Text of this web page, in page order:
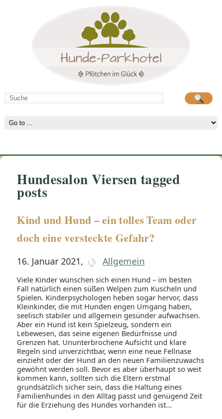
Hunde-Parkhotel
Hundesalon Viersen tagged
posts
Kind und Hund – ein tolles Team oder
doch eine versteckte Gefahr?
16. Januar 2021, Allgemein
Viele Kinder wünschen sich einen Hund – im besten
Fall natürlich einen süßen Welpen zum Kuscheln und
Spielen. Kinderpsychologen heben sogar hervor, dass
Kleinkinder, die mit Hunden engen Umgang haben,
seelisch stabiler und allgemein gesünder aufwachsen.
Aber ein Hund ist kein Spielzeug, sondern ein
Lebewesen, das seine eigenen Bedürfnisse und
Grenzen hat. Ununterbrochene Aufsicht und klare
Regeln sind unverzichtbar, wenn eine neue Fellnase
einzieht oder der Hund an den neuen Familienzuwachs
gewöhnt werden soll. Bevor es aber überhaupt so weit
kommen kann, sollten sich die Eltern erstmal
grundsätzlich sicher sein, dass die Haltung eines
Familienhundes in den Alltag passt und genügend Zeit
für die Erziehung des Hundes vorhanden ist...